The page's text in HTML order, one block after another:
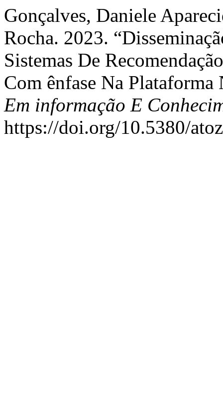
Gonçalves, Daniele
Rocha. 2023.
Sistemas De
Com ênfase Na
Em informação E
https://doi.org/10.5380/